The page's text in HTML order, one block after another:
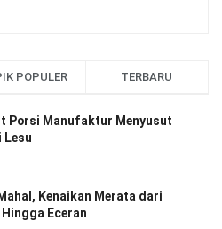
POPULER TERBARU
Porsi Manufaktur Menyusut
Lesu
Kenaikan Merata dari
Eceran